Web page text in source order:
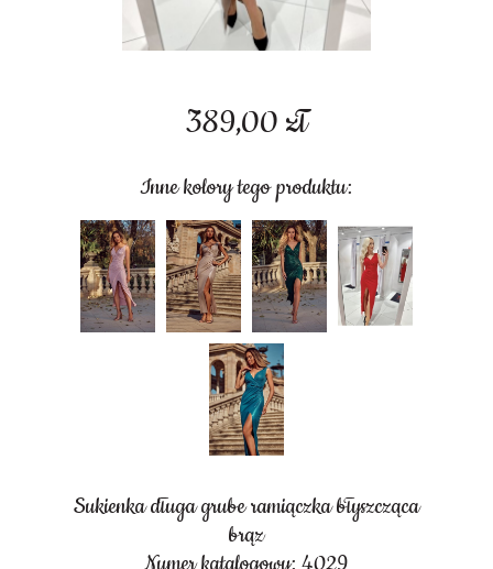
389,00 zł
Inne kolory tego produktu:
Sukienka długa grube ramiączka błyszcząca
brąz